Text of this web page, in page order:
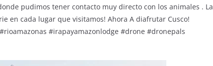
pudimos tener contacto muy directo con los animales . La
en cada lugar que visitamos! Ahora A diafrutar Cusco!
#irapayamazonlodge #drone #dronepals